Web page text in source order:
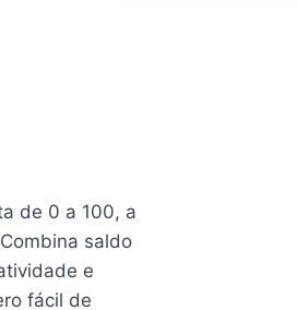
de 0 a 100, a
saldo
e
fácil de